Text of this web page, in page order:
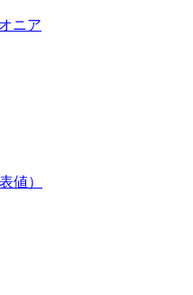
ニア
値）